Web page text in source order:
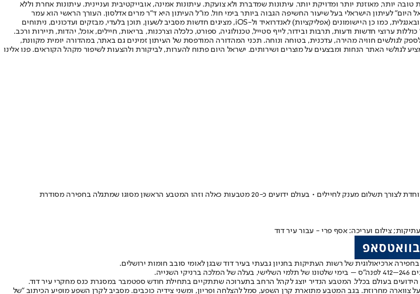
יותר, מאוזנת יותר ומדויקת יותר. עיתונות שמדברת ולא צועקת. עיתונות אמינה, אובייקטיבית ועניינית. עיתונות אחרת וללא
המודפסת הראשונה פורסמה ב-30 ביולי 2007, וב-2010 הפך "ישראל היום" לעיתון הישראלי בעל שיעור החשיפה הגבוה ביותר בימי חול. מו"ל העיתון היא ד"ר מרים אדלסון. העורך הראשי הוא עמר
לחמנוביץ, והעורך המייסד הוא עמוס רגב. אתרי האינטרנט של "ישראל היום" בעברית ובאנגלית, כמו כן היישומונים (אפליקציות) לאנדרואיד ול-iOS, מציגים חדשות מסביב לשעון, תוכן בלעדי, מבזקים ועדכונים, ניתוחים
ערוצי חדשות ודעות, תרבות ובידור, לייף סטייל, טכנולוגיה, ספורט, כלכלה וצרכנות, בריאות, חיילים, אוכל, יהדות, תיירות ורכב.
לספק לגולשים חוויה מהירה, עדכנית, בטוחה ונוחה. תכני המהדורה המודפסת של העיתון זמינים גם באתר, במהדורה יומית מקוונת,
לגולשי האתר הנחות ומבצעים על מוצרים ושירותים. ישראל היום פתוח להערות, לביקורת ולהצעות לשיפור מקהל הקוראים. פנו אלינו
כ-20 מטבעות כאלה וזהו המטבע הראשון מסוגו שמתגלה בחפירה מסודרת
צילום ועריכה: אסף פרי - עבור עיר דוד
ארכיאולוגית של רשות העתיקות בחניון גבעתי בעיר דוד שבגן לאומי סובב חומות ירושלים.
צווארה מחרוזת. בגב המטבע מתוארת קרן השפע, סמל להצלחה ופריון, ומשני צידיה כוכבים. מסביב לקרן השפע מופיע הכיתוב "של